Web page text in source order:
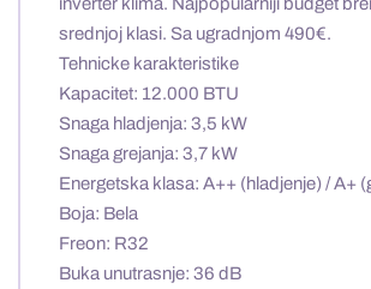
srednjoj klasi. Sa ugradnjom 490€.
Tehnicke karakteristike
Kapacitet: 12.000 BTU
Snaga hladjenja: 3,5 kW
Snaga grejanja: 3,7 kW
Energetska klasa: A++ (hladjenje) / A+
Boja: Bela
Freon: R32
Buka unutrasnje: 36 dB